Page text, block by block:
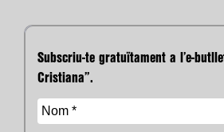
Subscriu-te gratuïtament a l’e-
Cristiana”.